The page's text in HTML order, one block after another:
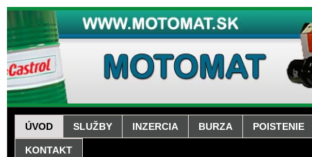
ÚVOD SLUŽBY INZERCIA BURZA POISTENIE
KONTAKT